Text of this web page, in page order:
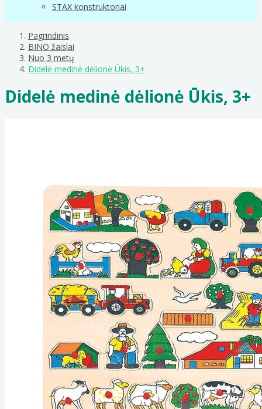
STAX konstruktoriai
Pagrindinis
BINO žaislai
Nuo 3 metų
Didelė medinė dėlionė Ūkis, 3+
Didelė medinė dėlionė Ūkis, 3+